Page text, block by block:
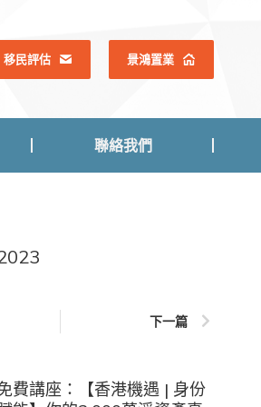
移民評估 景鴻置業
聯絡我們
下一篇
費講座：【香港機遇 | 身份